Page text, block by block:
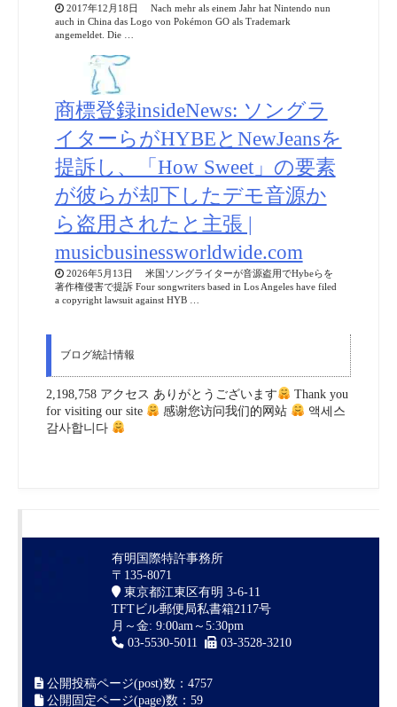
2017年12月18日 Nach mehr als einem Jahr hat Nintendo nun
auch in China das Logo von Pokémon GO als Trademark
angemeldet. Die …
商標登録insideNews: ソングラ
イターらがHYBEとNewJeansを
提訴し、「How Sweet」の要素
が彼らが却下したデモ音源か
ら盗用されたと主張 |
musicbusinessworldwide.com
2026年5月13日 米国ソングライターが音源盗用でHybeらを
著作権侵害で提訴 Four songwriters based in Los Angeles have filed
a copyright lawsuit against HYB …
ブログ統計情報
2,198,758 アクセス ありがとうございます
Thank you
for visiting our site
感谢您访问我们的网站
액세스
감사합니다
有明国際特許事務所
〒135-8071
東京都江東区有明 3-6-11
TFTビル郵便局私書箱2117号
月～金: 9:00am～5:30pm
03-5530-5011
03-3528-3210
公開投稿ページ(post)数：4757
公開固定ページ(page)数：59